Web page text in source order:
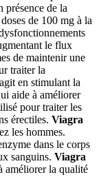
présence de la
de 100 mg à la
le flux
de maintenir une
traiter la
agit en stimulant la
aide à améliorer
pour traiter les
érectiles. Viagra
les hommes.
dans le corps
sanguins. Viagra
améliorer la qualité